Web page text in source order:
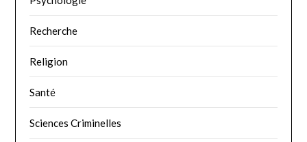
Recherche
Religion
Santé
Sciences Criminelles